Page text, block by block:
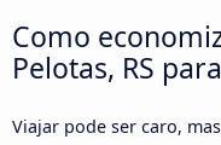
Como
Pelotas, RS
Viajar pode ser caro,